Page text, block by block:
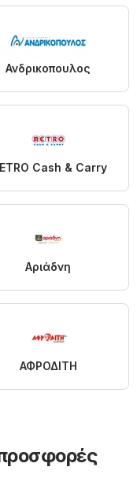
Ανδρικοπουλος
Cash & Carry
Αριάδνη
ΑΦΡΟΔΙΤΗ